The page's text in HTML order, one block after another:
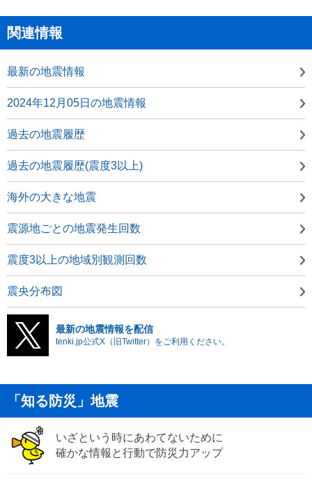
関連情報
最新の地震情報
2024年12月05日の地震情報
過去の地震履歴
過去の地震履歴(震度3以上)
海外の大きな地震
震源地ごとの地震発生回数
震度3以上の地域別観測回数
震央分布図
最新の地震情報を配信
tenki.jp公式X（旧Twitter）をご利用ください。
「知る防災」地震
いざという時にあわてないために
確かな情報と行動で防災力アップ